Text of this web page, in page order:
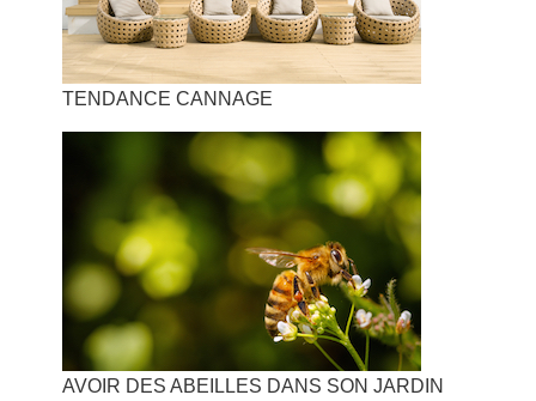
TENDANCE CANNAGE
AVOIR DES ABEILLES DANS SON JARDIN